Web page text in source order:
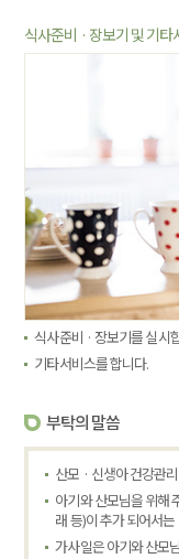
식사준비 · 장보기 및 기타
식사준비 · 장보기를 실시
기타서비스를 합니다.
부탁의 말씀
산모 · 신생아 건강관
아기와 산모님을 위해
래 등)이 추가 되어서
가사일은 아기와 산모